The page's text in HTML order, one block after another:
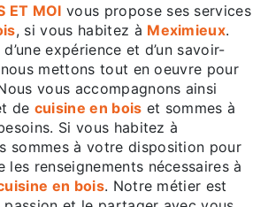
ET MOI vous propose ses services
, si vous habitez à Meximieux.
expérience et d’un savoir-
mettons tout en oeuvre pour
vous accompagnons ainsi
de cuisine en bois et sommes à
Si vous habitez à
sommes à votre disposition pour
les renseignements nécessaires à
en bois. Notre métier est